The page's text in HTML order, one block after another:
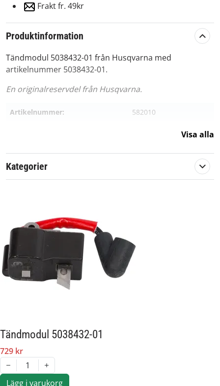
Frakt fr. 49kr
Produktinformation
Tändmodul 5038432-01 från Husqvarna med
artikelnummer 5038432-01.
En originalreservdel från Husqvarna.
Artikelnummer:
582010
Visa alla
Kategorier
Tändmodul 5038432-01
729 kr
1
Lägg i varukorg